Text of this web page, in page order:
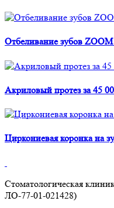
Отбеливание зубов ZOOM
Акриловый протез за 45
Циркониевая коронка на
Стоматологическая
ЛО-77-01-021428)